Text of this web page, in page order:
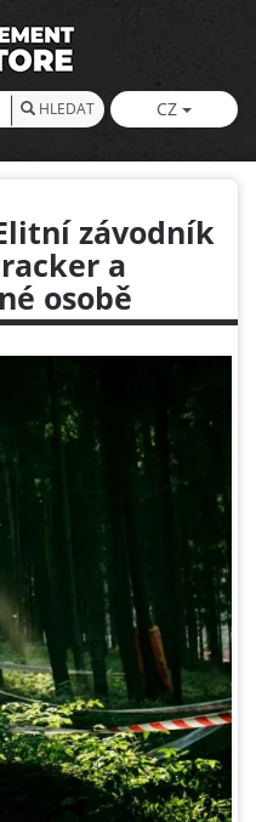
HLEDAT CZ
závodník
a
osobě